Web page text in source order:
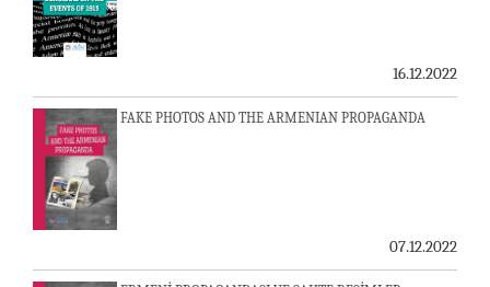
16.12.2022
FAKE PHOTOS AND THE ARMENIAN PROPAGANDA
07.12.2022